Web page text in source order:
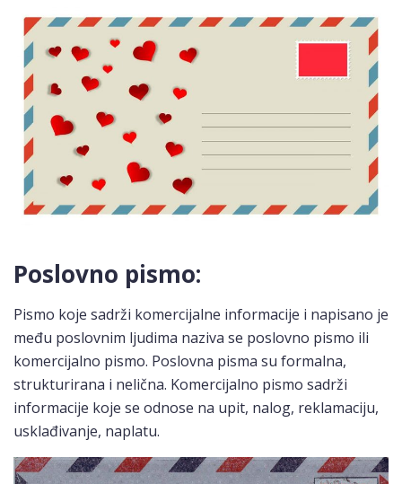
Poslovno pismo:
Pismo koje sadrži komercijalne informacije i napisano je
među poslovnim ljudima naziva se poslovno pismo ili
komercijalno pismo. Poslovna pisma su formalna,
strukturirana i nelična. Komercijalno pismo sadrži
informacije koje se odnose na upit, nalog, reklamaciju,
usklađivanje, naplatu.